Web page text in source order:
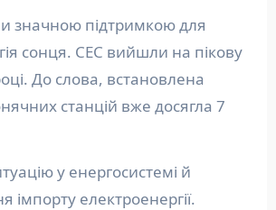
значною підтримкою для
сонця. СЕС вийшли на пікову
До слова, встановлена
станцій вже досягла 7
у енергосистемі й
імпорту електроенергії.